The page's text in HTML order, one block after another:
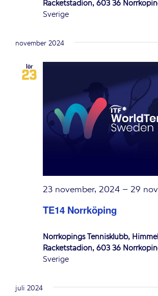
Racketstadion, 603 36
Sverige
november 2024
lör
23
TE14 Norrköping
23 november, 2024 – 29
Norrköpings Tennisklubb,
Racketstadion, 603 36
Sverige
juli 2024